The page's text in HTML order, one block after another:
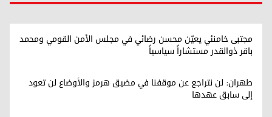
مجتبی خامنئي يعيّن محسن رضائي في مجلس الأمن القومي ومحمد
باقر ذوالقدر مستشاراً سياسياً
طهران: لن نتراجع عن موقفنا في مضيق هرمز والأوضاع لن تعود
إلى سابق عهدها